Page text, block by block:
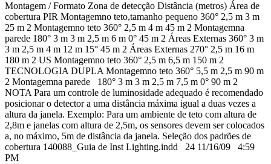
Montagem / Formato Zona de detecção Distância (metros) Área de
cobertura PIR Montagemno teto,tamanho pequeno 360° 2,5 m 3 m
25 m 2 Montagemno teto 360° 2,5 m 4 m 45 m 2 Montagemna
parede 180° 3 m 3 m 2,5 m 6 m 0° 45 m 2 Áreas Externas 360° 3 m
3 m 2,5 m 4 m 12 m 15° 45 m 2 Áreas Externas 270° 2,5 m 16 m
180 m 2 US Montagemno teto 360° 2,5 m 6,5 m 150 m 2
TECNOLOGIA DUPLA Montagemno teto 360° 5,5 m 2,5 m 90 m
2 Montagemna parede 180° 3 m 3 m 2,5 m 7,5 m 0° 90 m 2
NOTA Para um controle de luminosidade adequado é recomendado
posicionar o detector a uma distância máxima igual a duas vezes a
altura da janela. Exemplo: Para um ambiente de teto com altura de
2,8m e janelas com altura de 2,5m, os sensores devem ser colocados
a, no máximo, 5m de distância da janela. Seleção dos padrões de
cobertura 140088_Guia de Inst Lighting.indd 24 11/16/09 4:59
PM